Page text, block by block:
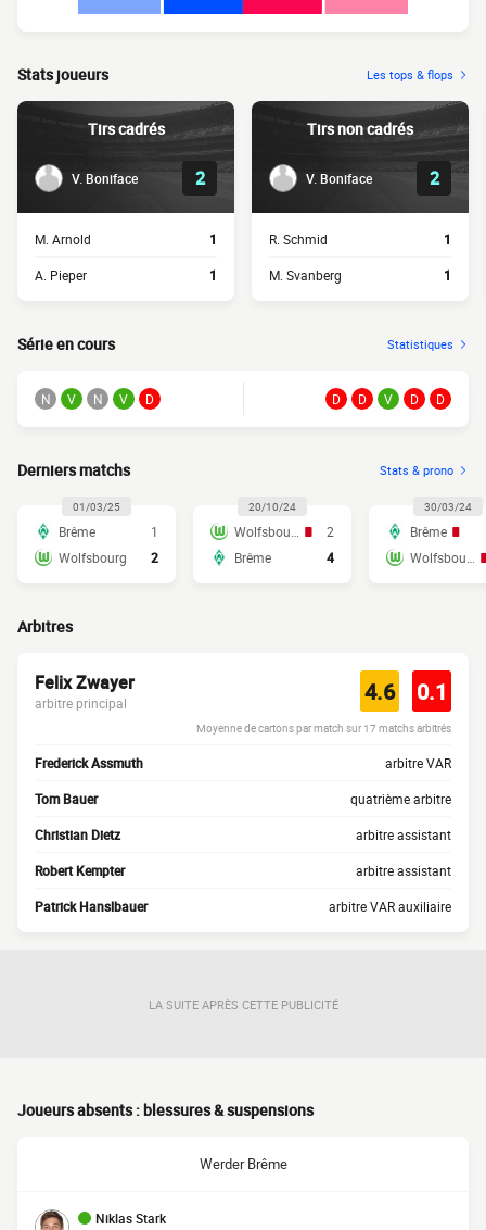
Stats joueurs Les tops & flops
Tirs cadrés
V. Boniface 2
M. Arnold 1
A. Pieper 1
Tirs non cadrés
V. Boniface 2
R. Schmid 1
M. Svanberg 1
Série en cours Statistiques
N V N V D D D V D D
Derniers matchs Stats & prono
01/03/25
Brême
1
Wolfsbourg
2
20/10/24
2
Brême
4
30/03/24
Brême
Arbitres
Felix Zwayer
arbitre principal 4.6 0.1
Moyenne de cartons par match sur 17 matchs arbitrés
Frederick Assmuth arbitre VAR
Tom Bauer quatrième arbitre
Christian Dietz arbitre assistant
Robert Kempter arbitre assistant
Patrick Hanslbauer arbitre VAR auxiliaire
LA SUITE APRÈS CETTE PUBLICITÉ
Joueurs absents : blessures & suspensions
Werder Brême
Niklas Stark